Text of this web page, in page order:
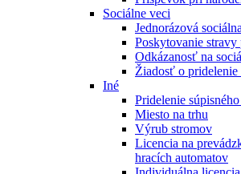
Sociálne veci
Jednorázová
Poskytovanie
Odkázanosť na
Žiadosť o pridelenie
Iné
Pridelenie
Miesto na trhu
Výrub stromov
Licencia na
hracích automatov